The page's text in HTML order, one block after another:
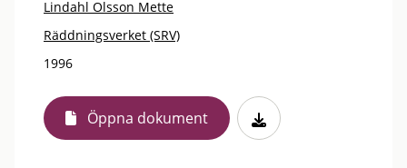
Lindahl Olsson Mette
Räddningsverket (SRV)
1996
Öppna dokument